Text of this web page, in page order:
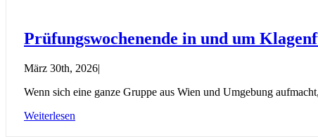
Prüfungswochenende in und um
März 30th, 2026|
Wenn sich eine ganze Gruppe aus Wien und Umgebung
Weiterlesen